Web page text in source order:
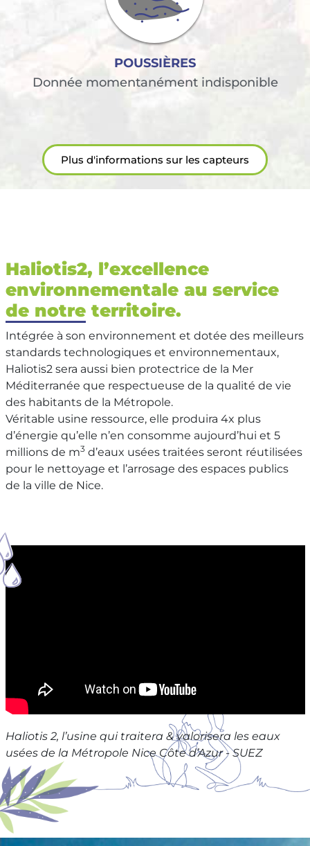
POUSSIÈRES
Donnée momentanément indisponible
Plus d'informations sur les capteurs
Haliotis2, l’excellence
environnementale au service
de notre territoire.
Intégrée à son environnement et dotée des meilleurs
standards technologiques et environnementaux,
Haliotis2 sera aussi bien protectrice de la Mer
Méditerranée que respectueuse de la qualité de vie
des habitants de la Métropole.
Véritable usine ressource, elle produira 4x plus
d’énergie qu’elle n’en consomme aujourd’hui et 5
millions de m3d’eaux usées traitées seront réutilisées
pour le nettoyage et l’arrosage des espaces publics
de la ville de Nice.
Haliotis 2, l’usine qui traitera & valorisera les eaux
usées de la Métropole Nice Côte d’Azur - SUEZ